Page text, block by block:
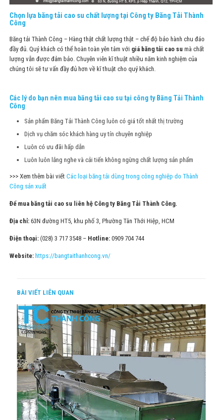
Chọn lựa băng tải cao su chất lượng tại Công ty Băng Tải Thành
Công
Băng tải Thành Công – Hàng thật chất lượng thật – chế độ bảo hành chu đáo
đầy đủ. Quý khách có thể hoàn toàn yên tâm với giá băng tải cao su mà chất
lượng vẫn được đảm bảo. Chuyên viên kĩ thuật nhiều năm kinh nghiệm của
chúng tôi sẽ tư vấn đầy đủ hơn về kĩ thuật cho quý khách.
Các lý do bạn nên mua băng tải cao su tại công ty Băng Tải Thành
Công
Sản phẩm Băng Tải Thành Công luôn có giá tốt nhất thị trường
Dịch vụ chăm sóc khách hàng uy tín chuyên nghiệp
Luôn có ưu đãi hấp dẫn
Luôn luôn lắng nghe và cải tiến không ngừng chất lượng sản phẩm
>>> Xem thêm bài viếtCác loại băng tải dùng trong công nghiệp do Thành
Công sản xuất
Để mua băng tải cao su liên hệ Công ty Băng Tải Thành Công.
Địa chỉ: 63N đường HT5, khu phố 3, Phường Tân Thới Hiệp, HCM
Điện thoại: (028) 3 717 3548 – Hotline: 0909 704 744
Website: https://bangtaithanhcong.vn/
BÀI VIẾT LIÊN QUAN